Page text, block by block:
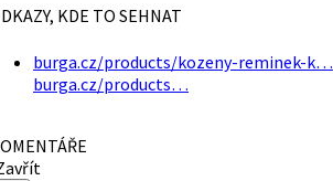
KDE TO SEHNAT
burga.cz/products/kozeny-reminek-k…
burga.cz/products…